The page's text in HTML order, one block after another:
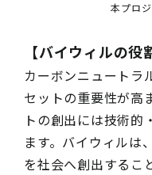
本プロ
【バイウィルの役
カーボンニュートラ
セットの重要性が高
トの創出には技術的
ます。バイウィルは
を社会へ創出するこ